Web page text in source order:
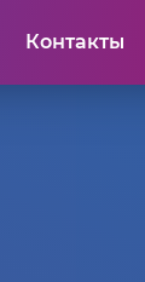
Контакты